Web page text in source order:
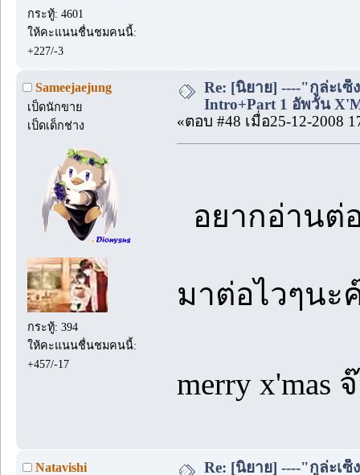
กระทู้: 4601
ให้คะแนนชื่นชมคนนี้:
+227/-3
Sameejaejung
เป็ดนักขาย
เป็ดเด็กช่าง
กระทู้: 394
ให้คะแนนชื่นชมคนนี้:
+457/-17
Re: [นิยาย] ----"กูล่ะเ
Intro+Part 1 อัพวัน
«ตอบ #48 เมื่อ25-12-2008
อยากอ่านต่
มาต่อไวๆนะ
merry x'mas
Natavishi Re: [นิยาย] ----"กูล่ะเ